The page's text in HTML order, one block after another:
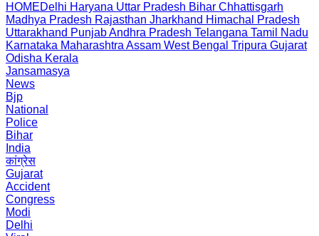
HOMEDelhi Haryana Uttar Pradesh Bihar Chhattisgarh
Madhya Pradesh Rajasthan Jharkhand Himachal Pradesh
Uttarakhand PunjabAndhra Pradesh Telangana Tamil Nadu
Karnataka Maharashtra Assam West Bengal Tripura Gujarat
Odisha Kerala
Jansamasya
News
Bjp
National
Police
Bihar
India
कांग्रेस
Gujarat
Accident
Congress
Modi
Delhi